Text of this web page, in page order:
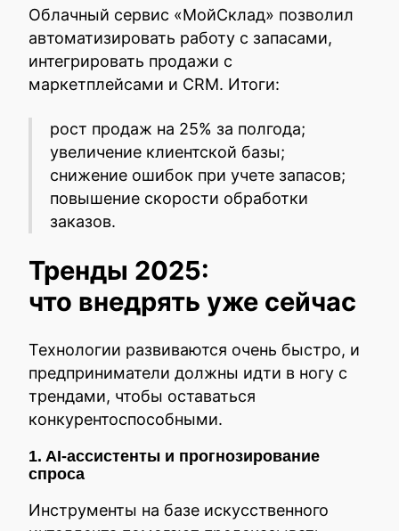
Облачный сервис «МойСклад» позволил
автоматизировать работу с запасами,
интегрировать продажи с
маркетплейсами и CRM. Итоги:
рост продаж на 25% за полгода;
увеличение клиентской базы;
снижение ошибок при учете запасов;
повышение скорости обработки
заказов.
Тренды 2025:
что внедрять уже сейчас
Технологии развиваются очень быстро, и
предприниматели должны идти в ногу с
трендами, чтобы оставаться
конкурентоспособными.
1. AI-ассистенты и прогнозирование
спроса
Инструменты на базе искусственного